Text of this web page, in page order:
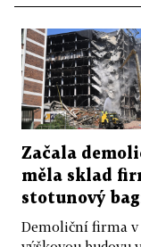
Začala
měla sklad
stotunový
Demoliční firma v